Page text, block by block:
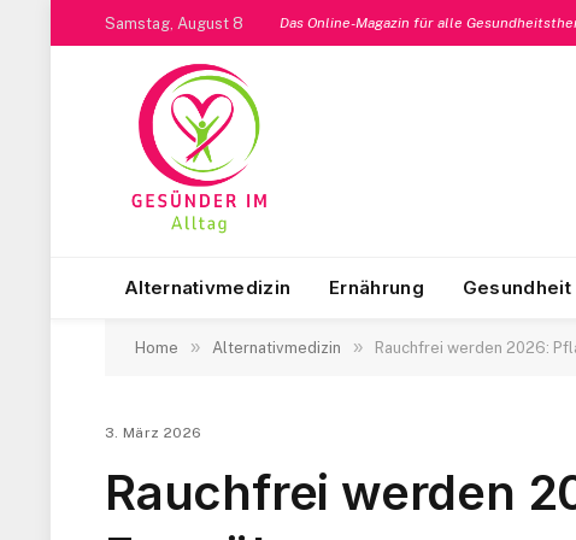
Samstag, August 8 Das Online-Magazin für alle
Alternativmedizin Ernährung Gesundheit
Home » Alternativmedizin » Rauchfrei werden 2026:
3. März 2026
Rauchfrei werden